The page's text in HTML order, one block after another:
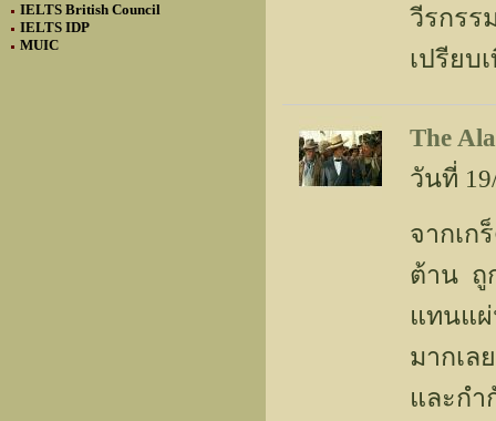
IELTS British Council
IELTS IDP
MUIC
วีรกรร
เปรียบ
The
วันที่
จากเก
ต้าน ถู
แทนแ
มากเล
และกำ